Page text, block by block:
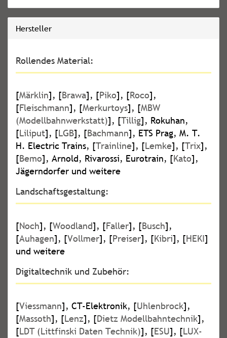
Hersteller
Rollendes Material:
[Märklin], [Brawa], [Piko], [Roco],
[Fleischmann], [Merkurtoys], [MBW
(Modellbahnwerkstatt)], [Tillig], Rokuhan,
[Liliput], [LGB], [Bachmann], ETS Prag, M. T.
H. Electric Trains, [Trainline], [Lemke], [Trix],
[Bemo], Arnold, Rivarossi, Eurotrain, [Kato],
Jägerndorfer und weitere
Landschaftsgestaltung:
[Noch], [Woodland], [Faller], [Busch],
[Auhagen], [Vollmer], [Preiser], [Kibri], [HEKI]
und weitere
Digitaltechnik und Zubehör:
[Viessmann], CT-Elektronik, [Uhlenbrock],
[Massoth], [Lenz], [Dietz Modellbahntechnik],
[LDT (Littfinski Daten Technik)], [ESU], [LUX-